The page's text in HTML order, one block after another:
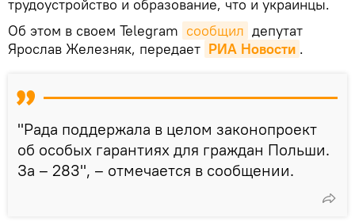
трудоустройство и образование, что и украинцы.
Об этом в своем Telegram сообщил депутат
Ярослав Железняк, передает РИА Новости .
"Рада поддержала в целом законопроект
об особых гарантиях для граждан Польши.
За – 283", – отмечается в сообщении.